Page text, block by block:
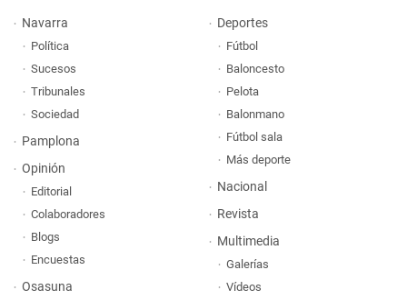
Navarra
Política
Sucesos
Tribunales
Sociedad
Pamplona
Opinión
Editorial
Colaboradores
Blogs
Encuestas
Osasuna
Deportes
Fútbol
Baloncesto
Pelota
Balonmano
Fútbol sala
Más deporte
Nacional
Revista
Multimedia
Galerías
Vídeos